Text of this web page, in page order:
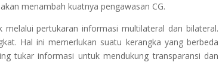
menambah kuatnya pengawasan CG.
pertukaran informasi multilateral dan bilateral.
Hal ini memerlukan suatu kerangka yang berbeda
tukar informasi untuk mendukung transparansi dan